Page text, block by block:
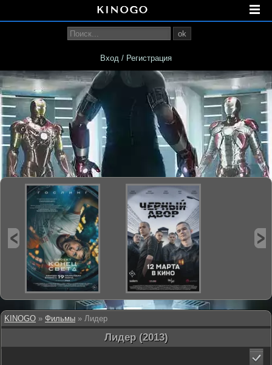
KINOGO » Фильмы » Лидер
Лидер (2013)
ok
Вход / Регистрация